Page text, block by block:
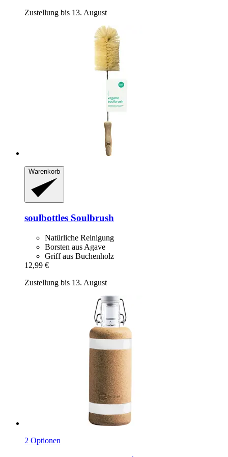
Zustellung bis 13. August
Warenkorb
soulbottles Soulbrush
Natürliche Reinigung
Borsten aus Agave
Griff aus Buchenholz
12,99 €
Zustellung bis 13. August
2 Optionen